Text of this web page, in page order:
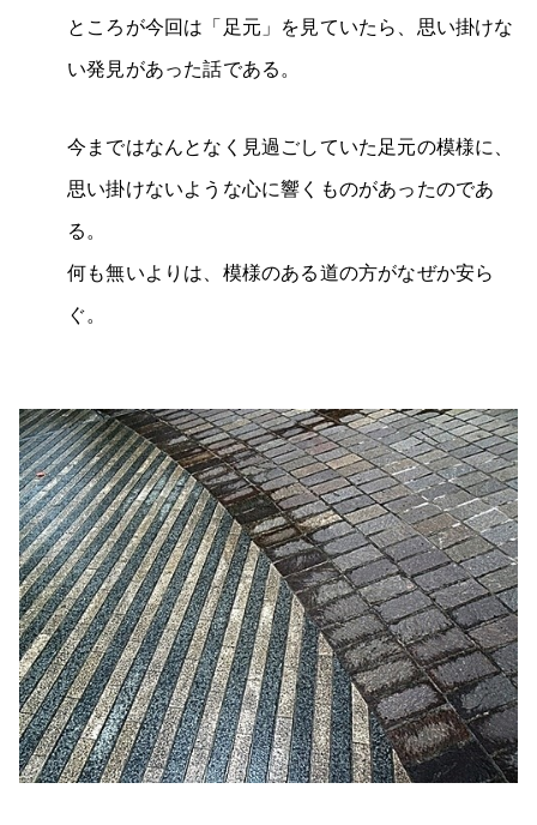
ところが今回は「足元」を見ていたら、思い掛けな
い発見があった話である。
今まではなんとなく見過ごしていた足元の模様に、
思い掛けないような心に響くものがあったのであ
る。
何も無いよりは、模様のある道の方がなぜか安ら
ぐ。